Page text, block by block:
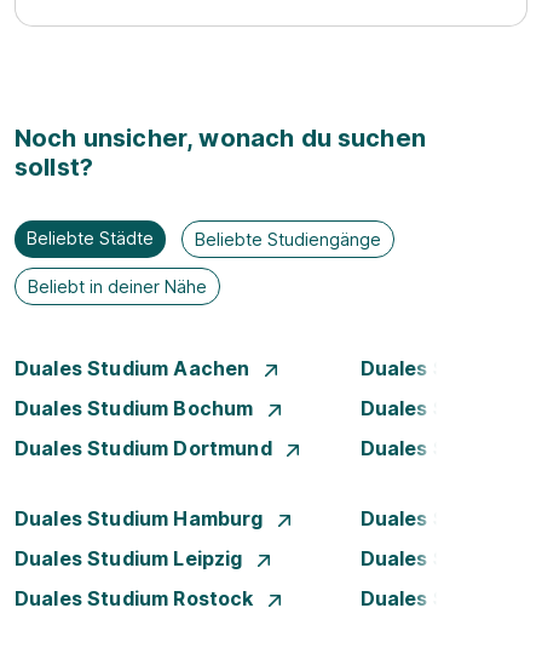
Noch unsicher, wonach du suchen
sollst?
Beliebte Städte Beliebte Studiengänge
Beliebt in deiner Nähe
Duales Studium Aachen
Duales Studium
Duales Studium Bochum
Duales Studium
Duales Studium Dortmund
Duales Studium
Duales Studium Hamburg
Duales Studium
Duales Studium Leipzig
Duales Studium
Duales Studium Rostock
Duales Studium